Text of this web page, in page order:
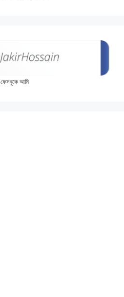
ফেসবুকে আমি